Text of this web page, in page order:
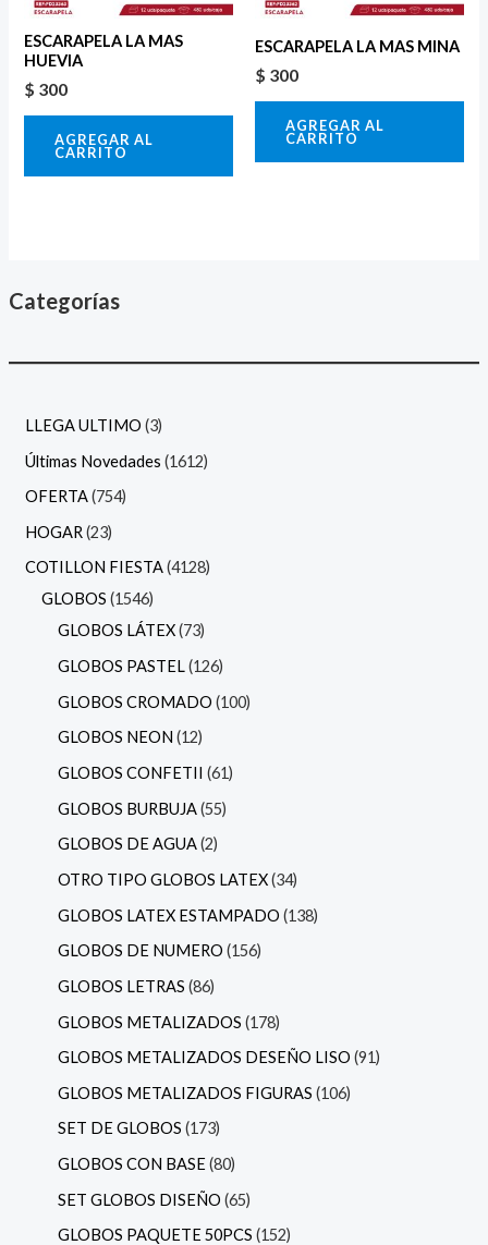
Categorías
LLEGA ULTIMO 3
Últimas Novedades 1612
OFERTA 754
HOGAR 23
COTILLON FIESTA 4128
GLOBOS 1546
GLOBOS LÁTEX 73
GLOBOS PASTEL 126
GLOBOS CROMADO 100
GLOBOS NEON 12
GLOBOS CONFETII 61
GLOBOS BURBUJA 55
GLOBOS DE AGUA 2
OTRO TIPO GLOBOS LATEX 34
GLOBOS LATEX ESTAMPADO 138
GLOBOS DE NUMERO 156
GLOBOS LETRAS 86
GLOBOS METALIZADOS 178
GLOBOS METALIZADOS DESEÑO LISO 91
GLOBOS METALIZADOS FIGURAS 106
SET DE GLOBOS 173
GLOBOS CON BASE 80
SET GLOBOS DISEÑO 65
GLOBOS PAQUETE 50PCS 152
ESCARAPELA LA MAS
HUEVIA
$ 300
AGREGAR AL
CARRITO
ESCARAPELA LA MAS MINA
$ 300
AGREGAR AL
CARRITO